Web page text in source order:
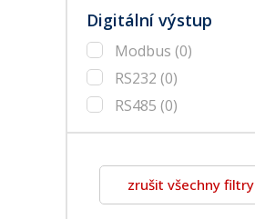
Digitální výstup
Modbus (0)
RS232 (0)
RS485 (0)
zrušit všechny filtry